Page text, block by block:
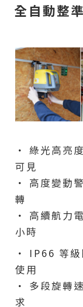
全自動整
• 綠光高亮
可見
• 高度變動
轉
• 高續航力
小時
• IP66 等級
使用
• 多段旋轉
求